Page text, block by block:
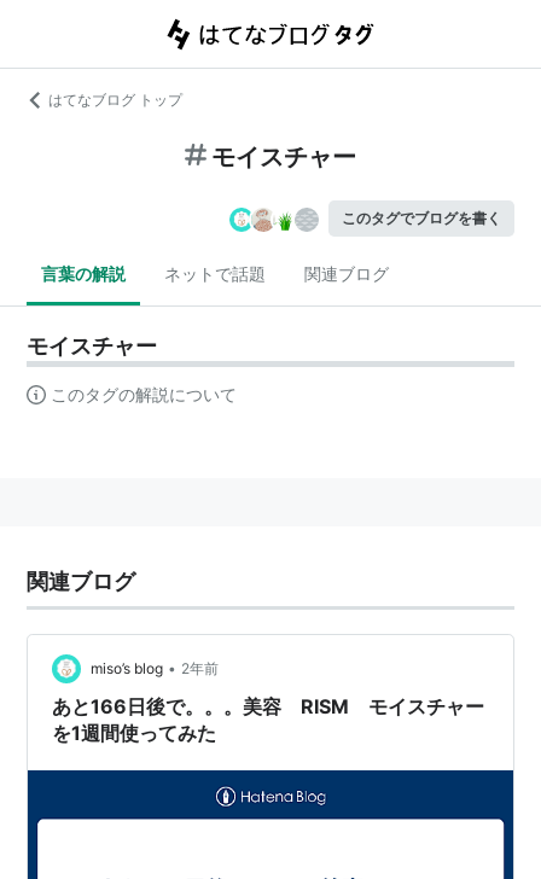
はてなブログ トップ
モイスチャー
このタグでブログを書く
言葉の解説 ネットで話題 関連ブログ
モイスチャー
このタグの解説について
関連ブログ
miso’s blog • 2年前
あと166日後で。。。美容 RISM モイスチャー
を1週間使ってみた